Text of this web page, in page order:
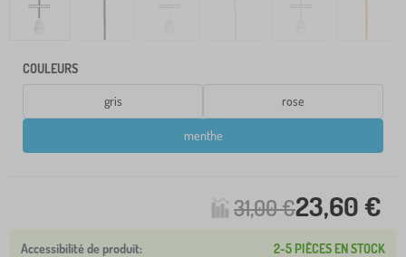
COULEURS
gris rose
menthe
31,00 €23,60 €
2-5 PIÈCES EN STOCK